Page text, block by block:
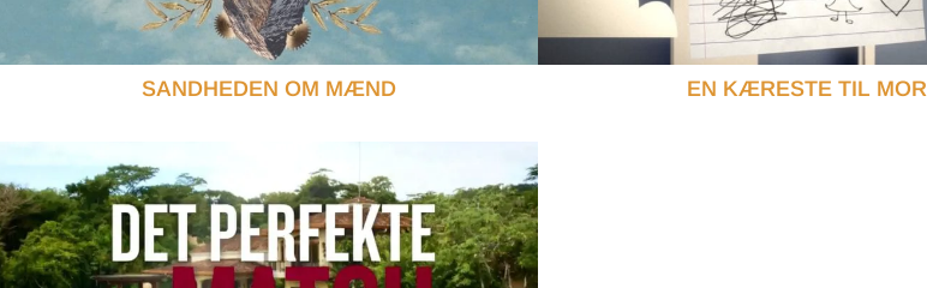
SANDHEDEN OM MÆND EN KÆRESTE TIL MOR